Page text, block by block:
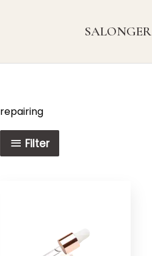
SALONGER
repairing
Filter